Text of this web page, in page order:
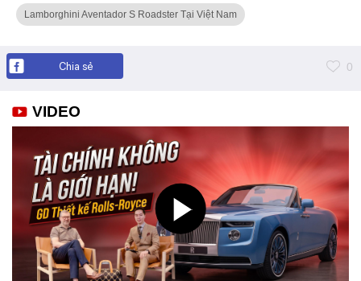
Lamborghini Aventador S Roadster Tại Việt Nam
Chia sẻ 0
VIDEO